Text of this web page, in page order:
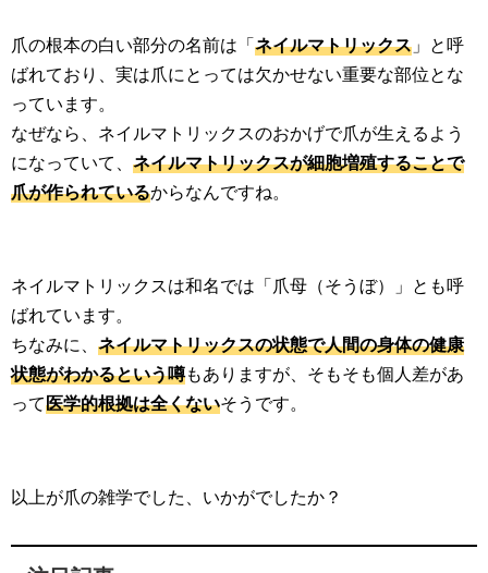
爪の根本の白い部分の名前は「ネイルマトリックス 」と呼
ばれており、実は爪にとっては欠かせない重要な部位とな
っています。
なぜなら、ネイルマトリックスのおかげで爪が生えるよう
になっていて、 ネイルマトリックスが細胞増殖することで
爪が作られているからなんですね。
ネイルマトリックスは和名では「爪母（そうぼ）」とも呼
ばれています。
ちなみに、 ネイルマトリックスの状態で人間の身体の健康
状態がわかるという噂もありますが、そもそも個人差があ
って医学的根拠は全くないそうです。
以上が爪の雑学でした、いかがでしたか？